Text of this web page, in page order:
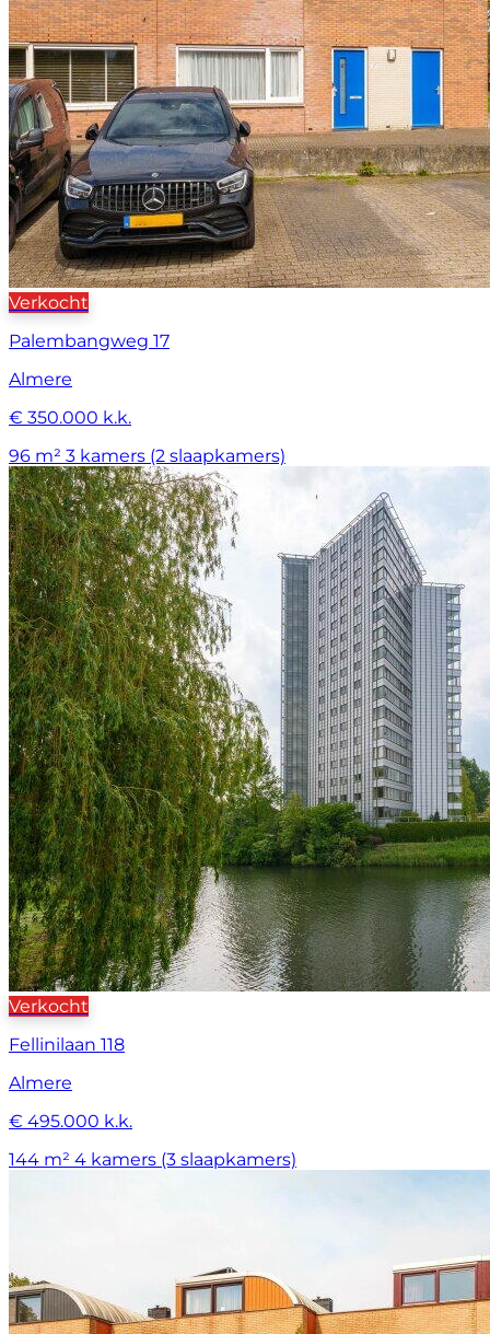
Verkocht
Palembangweg 17
Almere
€ 350.000 k.k.
96 m² 3 kamers (2 slaapkamers)
Verkocht
Fellinilaan 118
Almere
€ 495.000 k.k.
144 m² 4 kamers (3 slaapkamers)